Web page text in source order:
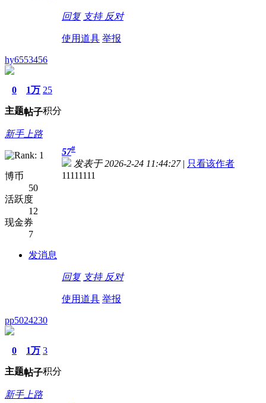
回复 支持 反对
使用道具 举报
hy6553456
0
主题
1万
帖子
25
积分
新手上路
博币
50
活跃度
12
现金券
7
发消息
57#
发表于 2026-2-24 11:44:27 | 只看该作者
11111111
回复 支持 反对
使用道具 举报
pp5024230
0
主题
1万
帖子
3
积分
新手上路